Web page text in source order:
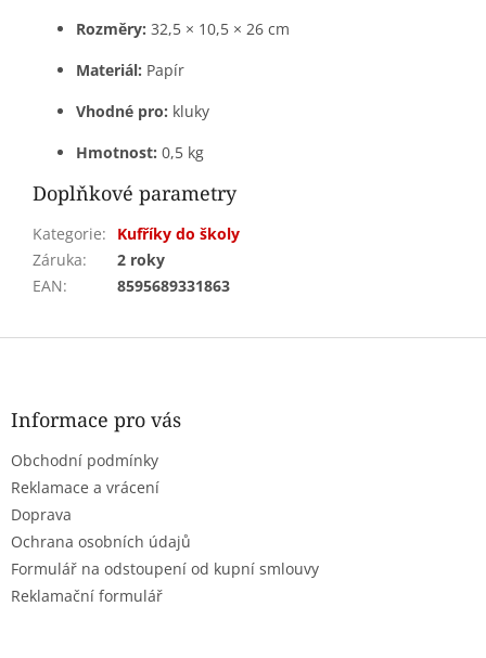
Rozměry: 32,5 × 10,5 × 26 cm
Materiál: Papír
Vhodné pro: kluky
Hmotnost: 0,5 kg
Doplňkové parametry
Kategorie:
Kufříky do školy
Záruka:
2 roky
EAN: 8595689331863
Z
Informace pro vás
Obchodní podmínky
Reklamace a vrácení
Doprava
Ochrana osobních údajů
Formulář na odstoupení od kupní smlouvy
Reklamační formulář